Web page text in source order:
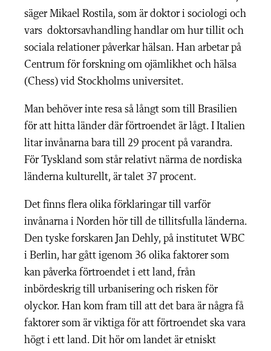
säger Mikael Rostila, som är doktor i sociologi och
vars doktorsavhandling handlar om hur tillit och
sociala relationer påverkar hälsan. Han arbetar på
Centrum för forskning om ojämlikhet och hälsa
(Chess) vid Stockholms universitet.
Man behöver inte resa så långt som till Brasilien
för att hitta länder där förtroendet är lågt. I Italien
litar invånarna bara till 29 procent på varandra.
För Tyskland som står relativt närma de nordiska
länderna kulturellt, är talet 37 procent.
Det finns flera olika förklaringar till varför
invånarna i Norden hör till de tillitsfulla länderna.
Den tyske forskaren Jan Dehly, på institutet WBC
i Berlin, har gått igenom 36 olika faktorer som
kan påverka förtroendet i ett land, från
inbördeskrig till urbanisering och risken för
olyckor. Han kom fram till att det bara är några få
faktorer som är viktiga för att förtroendet ska vara
högt i ett land. Dit hör om landet är etniskt